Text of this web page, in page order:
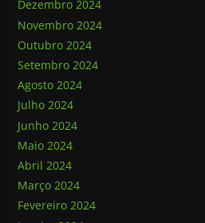
Dezembro 2024
Novembro 2024
Outubro 2024
Setembro 2024
Agosto 2024
Julho 2024
Junho 2024
Maio 2024
Abril 2024
Março 2024
Fevereiro 2024